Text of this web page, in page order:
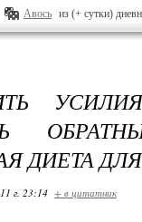
Авось из (+ сутки)
ДИЕТА
г. 23:14 + в цитатник